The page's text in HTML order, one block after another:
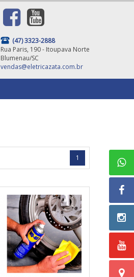
(47) 3323-2888
Rua Paris, 190 - Itoupava Norte
Blumenau/SC
vendas@eletricazata.com.br
1